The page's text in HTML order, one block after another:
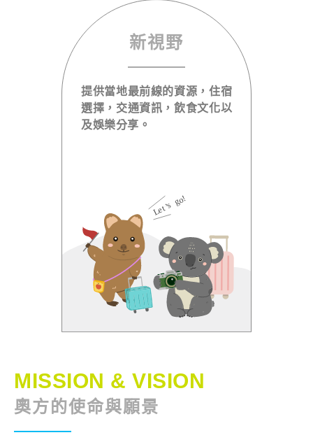
新視野
提供當地最前線的資源，住宿
選擇，交通資訊，飲食文化以
及娛樂分享。
MISSION & VISION
奧方的使命與願景